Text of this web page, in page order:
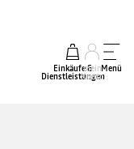
Einkäufe &
Dienstleistungen
mein
Konto
Menü